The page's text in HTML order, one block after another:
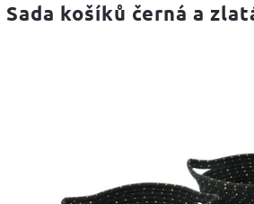
Sada košíků černá a